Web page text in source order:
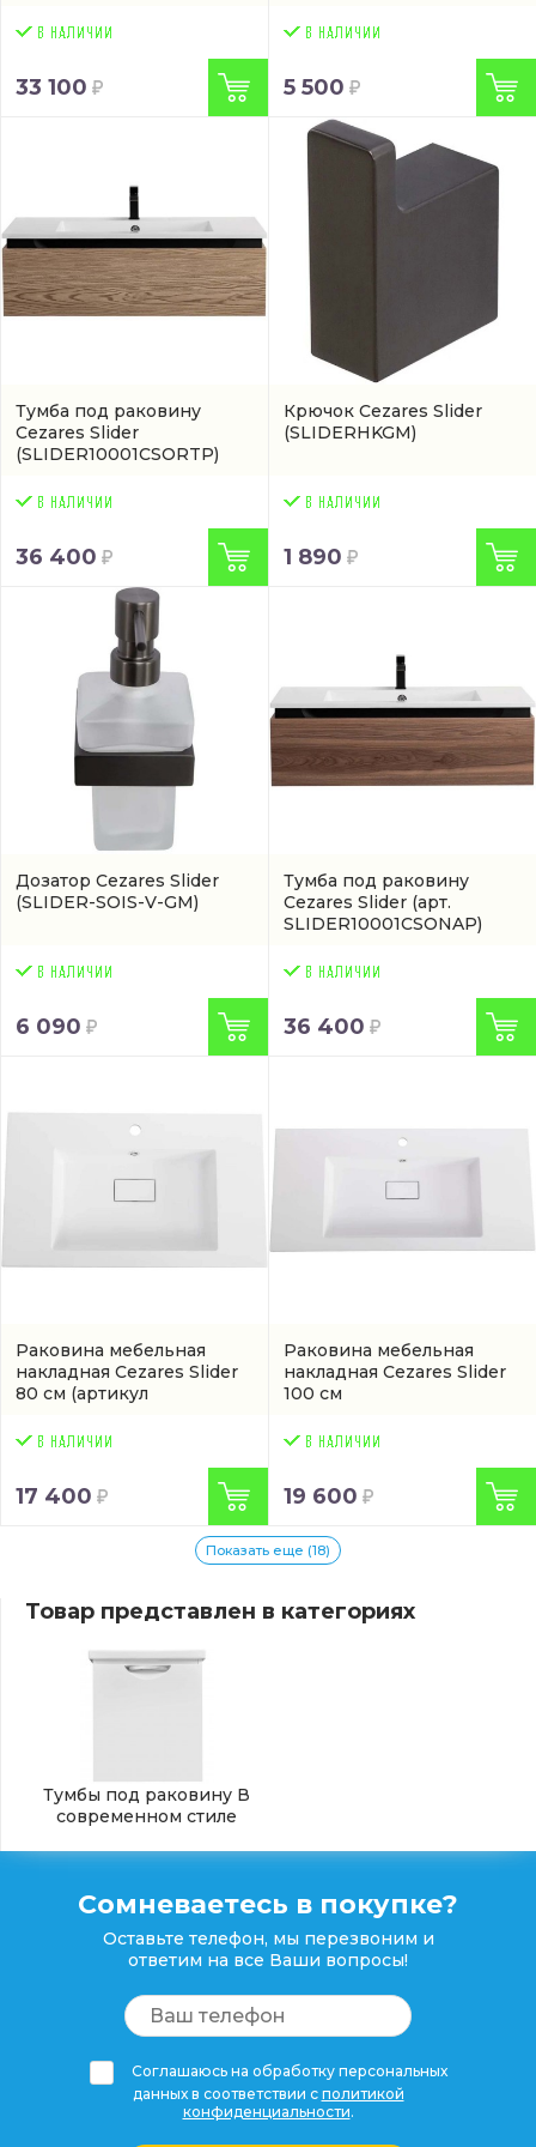
33 100 5 500
Тумба под раковину
Cezares Slider
(SLIDER10001CSORTP)
36 400
Крючок Cezares Slider
(SLIDERHKGM)
1 890
Дозатор Cezares Slider
(SLIDER-SOIS-V-GM)
6 090
Тумба под раковину
Cezares Slider (арт.
SLIDER10001CSONAP)
36 400
Раковина мебельная
накладная Cezares Slider
80 см (артикул
17 400
Раковина мебельная
накладная Cezares Slider
100 см
19 600
Показать еще (18)
Товар представлен в категориях
Тумбы под раковину В
современном стиле
Сомневаетесь в покупке?
Оставьте телефон, мы перезвоним и
ответим на все Ваши вопросы!
Соглашаюсь на обработку персональных
данных в соответствии с политикой
конфиденциальности.